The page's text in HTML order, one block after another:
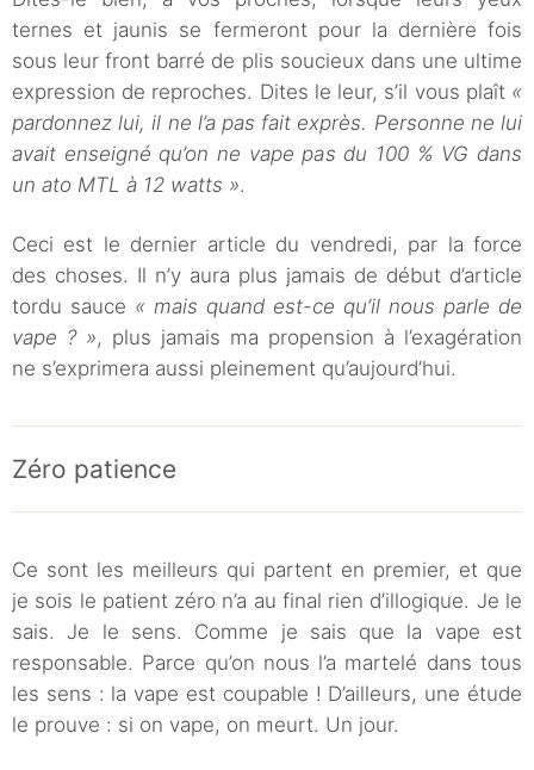
ternes et jaunis se fermeront pour la dernière fois
sous leur front barré de plis soucieux dans une ultime
expression de reproches. Dites le leur, s’il vous plaît «
pardonnez lui, il ne l’a pas fait exprès. Personne ne lui
avait enseigné qu’on ne vape pas du 100 % VG dans
un ato MTL à 12 watts ».
Ceci est le dernier article du vendredi, par la force
des choses. Il n’y aura plus jamais de début d’article
tordu sauce « mais quand est-ce qu’il nous parle de
vape ? », plus jamais ma propension à l’exagération
ne s’exprimera aussi pleinement qu’aujourd’hui.
Zéro patience
Ce sont les meilleurs qui partent en premier, et que
je sois le patient zéro n’a au final rien d’illogique. Je le
sais. Je le sens. Comme je sais que la vape est
responsable. Parce qu’on nous l’a martelé dans tous
les sens : la vape est coupable ! D’ailleurs, une étude
le prouve : si on vape, on meurt. Un jour.